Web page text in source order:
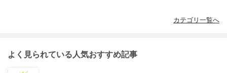
カテゴリ一覧へ
よく見られている人気おすすめ記事